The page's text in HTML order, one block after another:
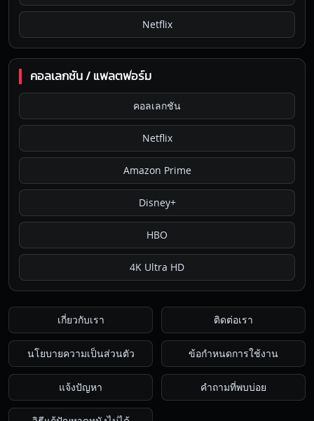
Netflix
คอลเลกชัน / แพลตฟอร์ม
คอลเลกชัน
Netflix
Amazon Prime
Disney+
HBO
4K Ultra HD
เกี่ยวกับเรา ติดต่อเรา
นโยบายความเป็นส่วนตัว ข้อกำหนดการใช้งาน
แจ้งปัญหา คำถามที่พบบ่อย